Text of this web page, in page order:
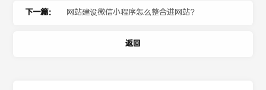
下一篇： 网站建设微信小程序怎么整合进网站？
返回